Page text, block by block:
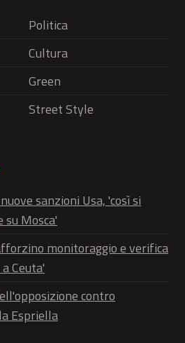
Politica
Cultura
Green
Street Style
sanzioni Usa, 'così si
Mosca'
monitoraggio e verifica
Ceuta'
contro
Espriella